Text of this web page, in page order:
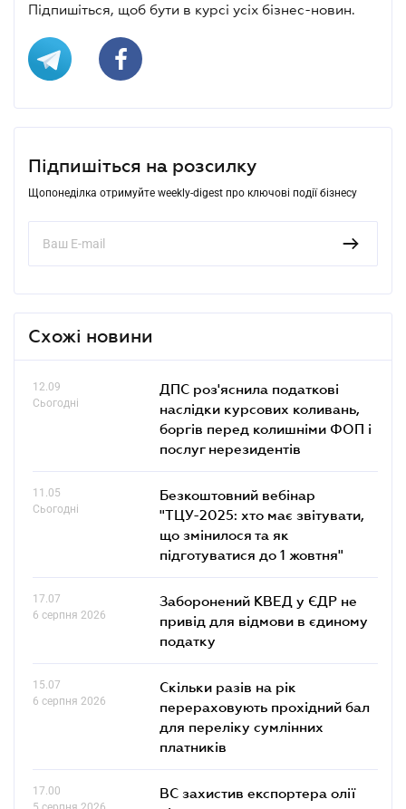
Підпишіться, щоб бути в курсі усіх бізнес-новин.
Підпишіться на розсилку
Щопонеділка отримуйте weekly-digest про ключові події бізнесу
Схожі новини
12.09
Сьогодні
ДПС роз'яснила податкові
наслідки курсових коливань,
боргів перед колишніми ФОП і
послуг нерезидентів
11.05
Сьогодні
Безкоштовний вебінар
"ТЦУ-2025: хто має звітувати,
що змінилося та як
підготуватися до 1 жовтня"
17.07
6 серпня 2026
Заборонений КВЕД у ЄДР не
привід для відмови в єдиному
податку
15.07
6 серпня 2026
Скільки разів на рік
перераховують прохідний бал
для переліку сумлінних
платників
17.00
ВС захистив експортера олії